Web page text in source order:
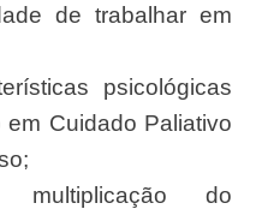
psicológicas
Cuidado Paliativo
do